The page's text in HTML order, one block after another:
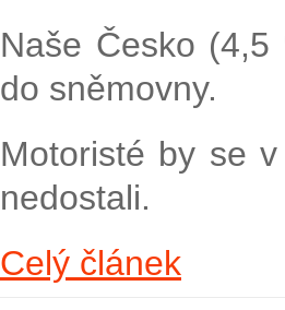
Naše Česko
do sněmovny.
Motoristé by se
nedostali.
Celý článek